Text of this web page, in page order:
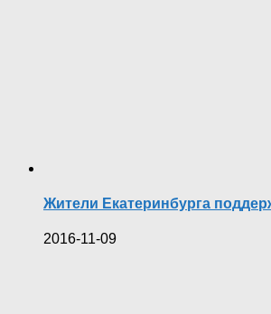
Жители Екатеринбурга
2016-11-09